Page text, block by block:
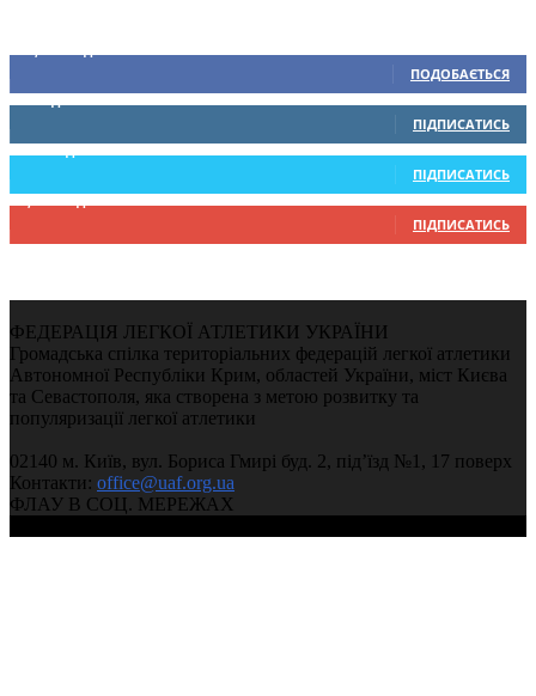
ПОДОБАЄТЬСЯ
0 Підписників
ПІДПИСАТИСЬ
234 Підписників
ПІДПИСАТИСЬ
9,370 Підписників
ПІДПИСАТИСЬ
ФЕДЕРАЦІЯ ЛЕГКОЇ АТЛЕТИКИ УКРАЇНИ
Громадська спілка територіальних федерацій легкої атлетики
Автономної Республіки Крим, областей України, міст Києва
та Севастополя, яка створена з метою розвитку та
популяризації легкої атлетики
02140 м. Київ, вул. Бориса Гмирі буд. 2, під’їзд №1, 17 поверх
Контакти: office@uaf.org.ua
ФЛАУ В СОЦ. МЕРЕЖАХ